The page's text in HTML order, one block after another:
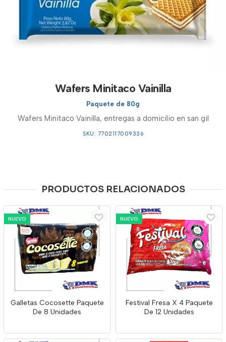
Wafers Minitaco Vainilla
Paquete de 80g
Wafers Minitaco Vainilla, entregas a domicilio en san gil
SKU: 7702117009336
PRODUCTOS RELACIONADOS
NUEVO
Galletas Cocosette Paquete
De 8 Unidades
NUEVO
Festival Fresa X 4 Paquete
De 12 Unidades